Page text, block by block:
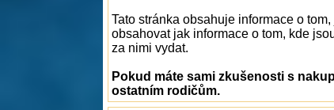
Tato stránka obsahuje informace o
obsahovat jak informace o tom, kde
za nimi vydat.
Pokud máte sami zkušenosti s
ostatním rodičům.